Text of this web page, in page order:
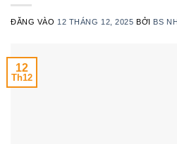
ĐĂNG VÀO 12 THÁNG 12, 2025 BỞI BS
12
Th12